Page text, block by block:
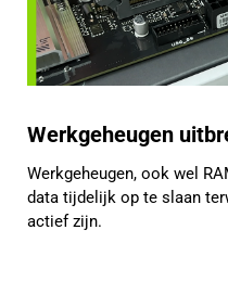
Werkgeheugen
Werkgeheugen, ook wel
data tijdelijk op te slaan
actief zijn.